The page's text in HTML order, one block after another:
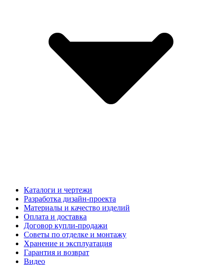
Каталоги и чертежи
Разработка дизайн-проекта
Материалы и качество изделий
Оплата и доставка
Договор купли-продажи
Советы по отделке и монтажу
Хранение и эксплуатация
Гарантия и возврат
Видео